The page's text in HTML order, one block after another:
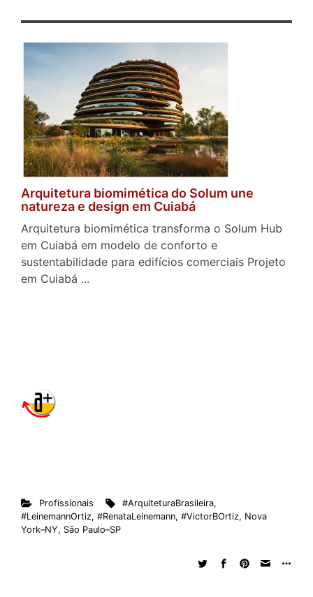
Arquitetura biomimética do Solum une
natureza e design em Cuiabá
Arquitetura biomimética transforma o Solum Hub
em Cuiabá em modelo de conforto e
sustentabilidade para edifícios comerciais Projeto
em Cuiabá ...
Profissionais #ArquiteturaBrasileira,
#LeinemannOrtiz, #RenataLeinemann, #VictorBOrtiz, Nova
York–NY, São Paulo–SP